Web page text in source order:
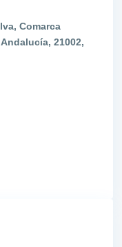
Comarca
21002,